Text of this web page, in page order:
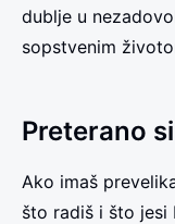
dublje u
sopstvenim
Preterano
Ako imaš
što radiš i što jesi